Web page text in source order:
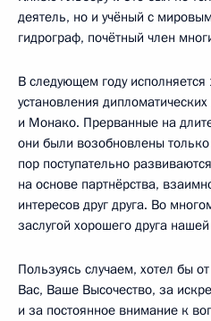
деятель, но и учёный с
гидрограф, почётный член
В следующем году исполняется
установления
и Монако. Прерванные на
они были возобновлены только
пор поступательно
на основе партнёрства,
интересов друг друга. Во
заслугой хорошего друга
Пользуясь случаем, хотел бы
Вас, Ваше Высочество, за
и за постоянное внимание к